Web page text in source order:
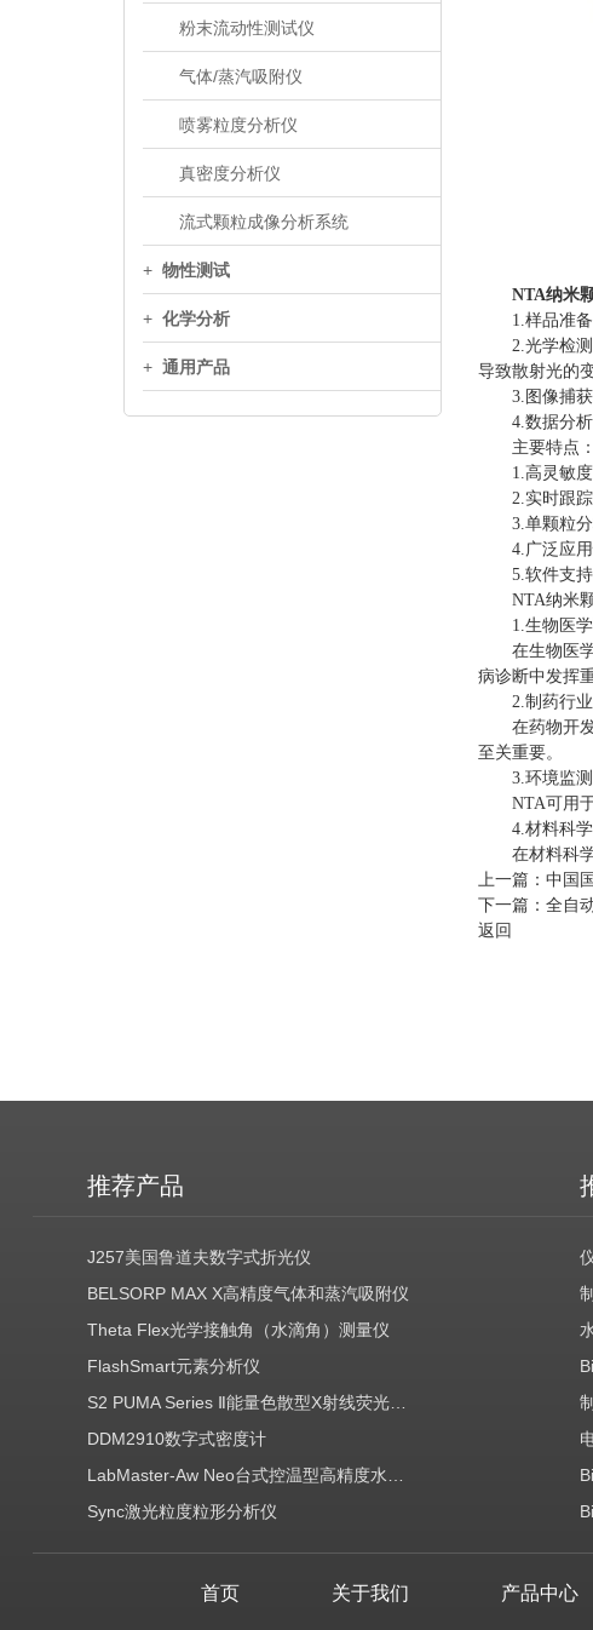
粉末流动性测试仪
气体/蒸汽吸附仪
喷雾粒度分析仪
真密度分析仪
流式颗粒成像分析系统
+ 物性测试
+ 化学分析
+ 通用产品
NTA纳米
1.样品准备
2.光学检测：
导致散射光的变
3.图像捕获：
4.数据分析：
主要特点：
1.高灵敏度：
2.实时跟踪：
3.单颗粒分析
4.广泛应用性
5.软件支持：
NTA纳米颗
1.生物医学
在生物医学
病诊断中发挥
2.制药行业
在药物开发
至关重要。
3.环境监测
NTA可用于
4.材料科学
在材料科学
上一篇： 中国
下一篇： 全自
返回
推荐产品
J257美国鲁道夫数字式折光仪
BELSORP MAX X高精度气体和蒸汽吸附仪
Theta Flex光学接触角（水滴角）测量仪
FlashSmart元素分析仪
DDM2910数字式密度计
Sync激光粒度粒形分析仪
首页 关于我们 产品中心